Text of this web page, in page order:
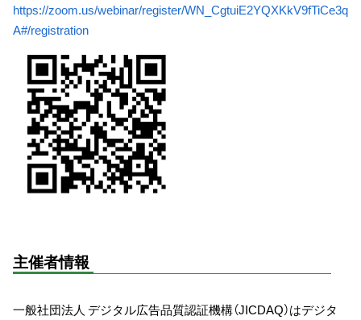
https://zoom.us/webinar/register/WN_CgtuiE2YQXKkV9fTiCe3q
A#/registration
主催者情報
一般社団法人 デジタル広告品質認証機構（JICDAQ）はデジタ